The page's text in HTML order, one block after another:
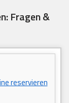
Fragen &
reservieren